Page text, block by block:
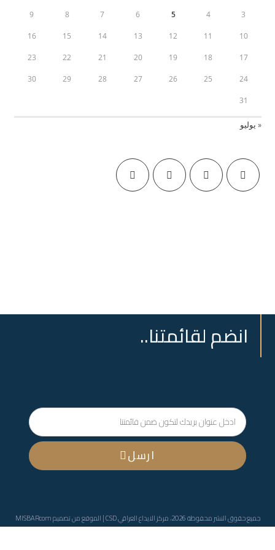
3
4
5
6
7
8
9
10
11
12
13
14
15
16
17
18
19
20
21
22
23
24
25
26
27
28
29
30
31
« يوليو
انضم لقائمتنا..
ارسل
جميع حقوق النشر محفوظة 2026، مركز الايداع العراقي CSD | الموقع من تصميم MISBARcom